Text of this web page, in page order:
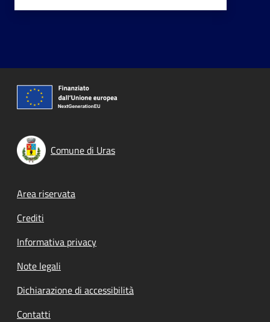
Comune di Uras
Footer menu
Area riservata
Crediti
Informativa privacy
Note legali
Dichiarazione di accessibilità
Contatti